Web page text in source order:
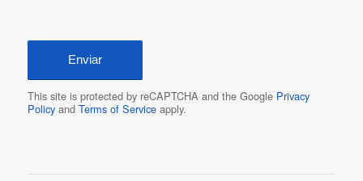
This site is protected by reCAPTCHA and the Google Privacy
Policyand Terms of Serviceapply.